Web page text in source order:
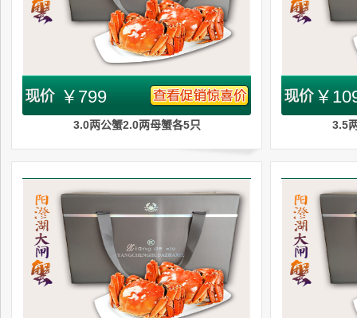
￥799
3.0两公蟹2.0两母蟹各5只
￥
3.5